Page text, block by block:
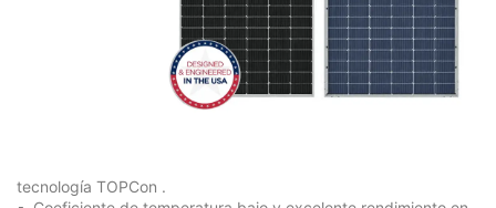
tecnología TOPCon .